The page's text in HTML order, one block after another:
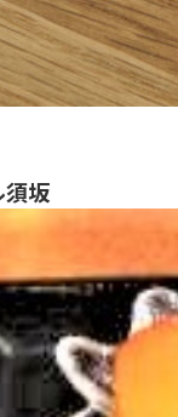
須坂